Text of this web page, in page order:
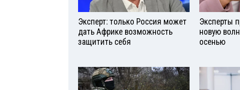
Эксперт: только Россия может
дать Африке возможность
защитить себя
Эксперты
новую
осенью